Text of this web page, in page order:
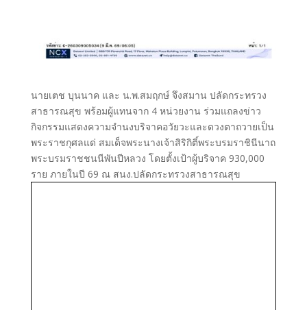
นายเตช บุนนาค และ น.พ.สมฤกษ์ จึงสมาน ปลัดกระทรวง
สาธารณสุข พร้อมผู้แทนจาก 4 หน่วยงาน ร่วมแถลงข่าว
กิจกรรมแสดงความจำนงบริจาคอวัยวะและดวงตาถวายเป็น
พระราชกุศลแด่ สมเด็จพระนางเจ้าสิริกิติ์พระบรมราชินีนาถ
พระบรมราชชนนีพันปีหลวง โดยตั้งเป้าผู้บริจาค 930,000
ราย ภายในปี 69 ณ สนง.ปลัดกระทรวงสาธารณสุข